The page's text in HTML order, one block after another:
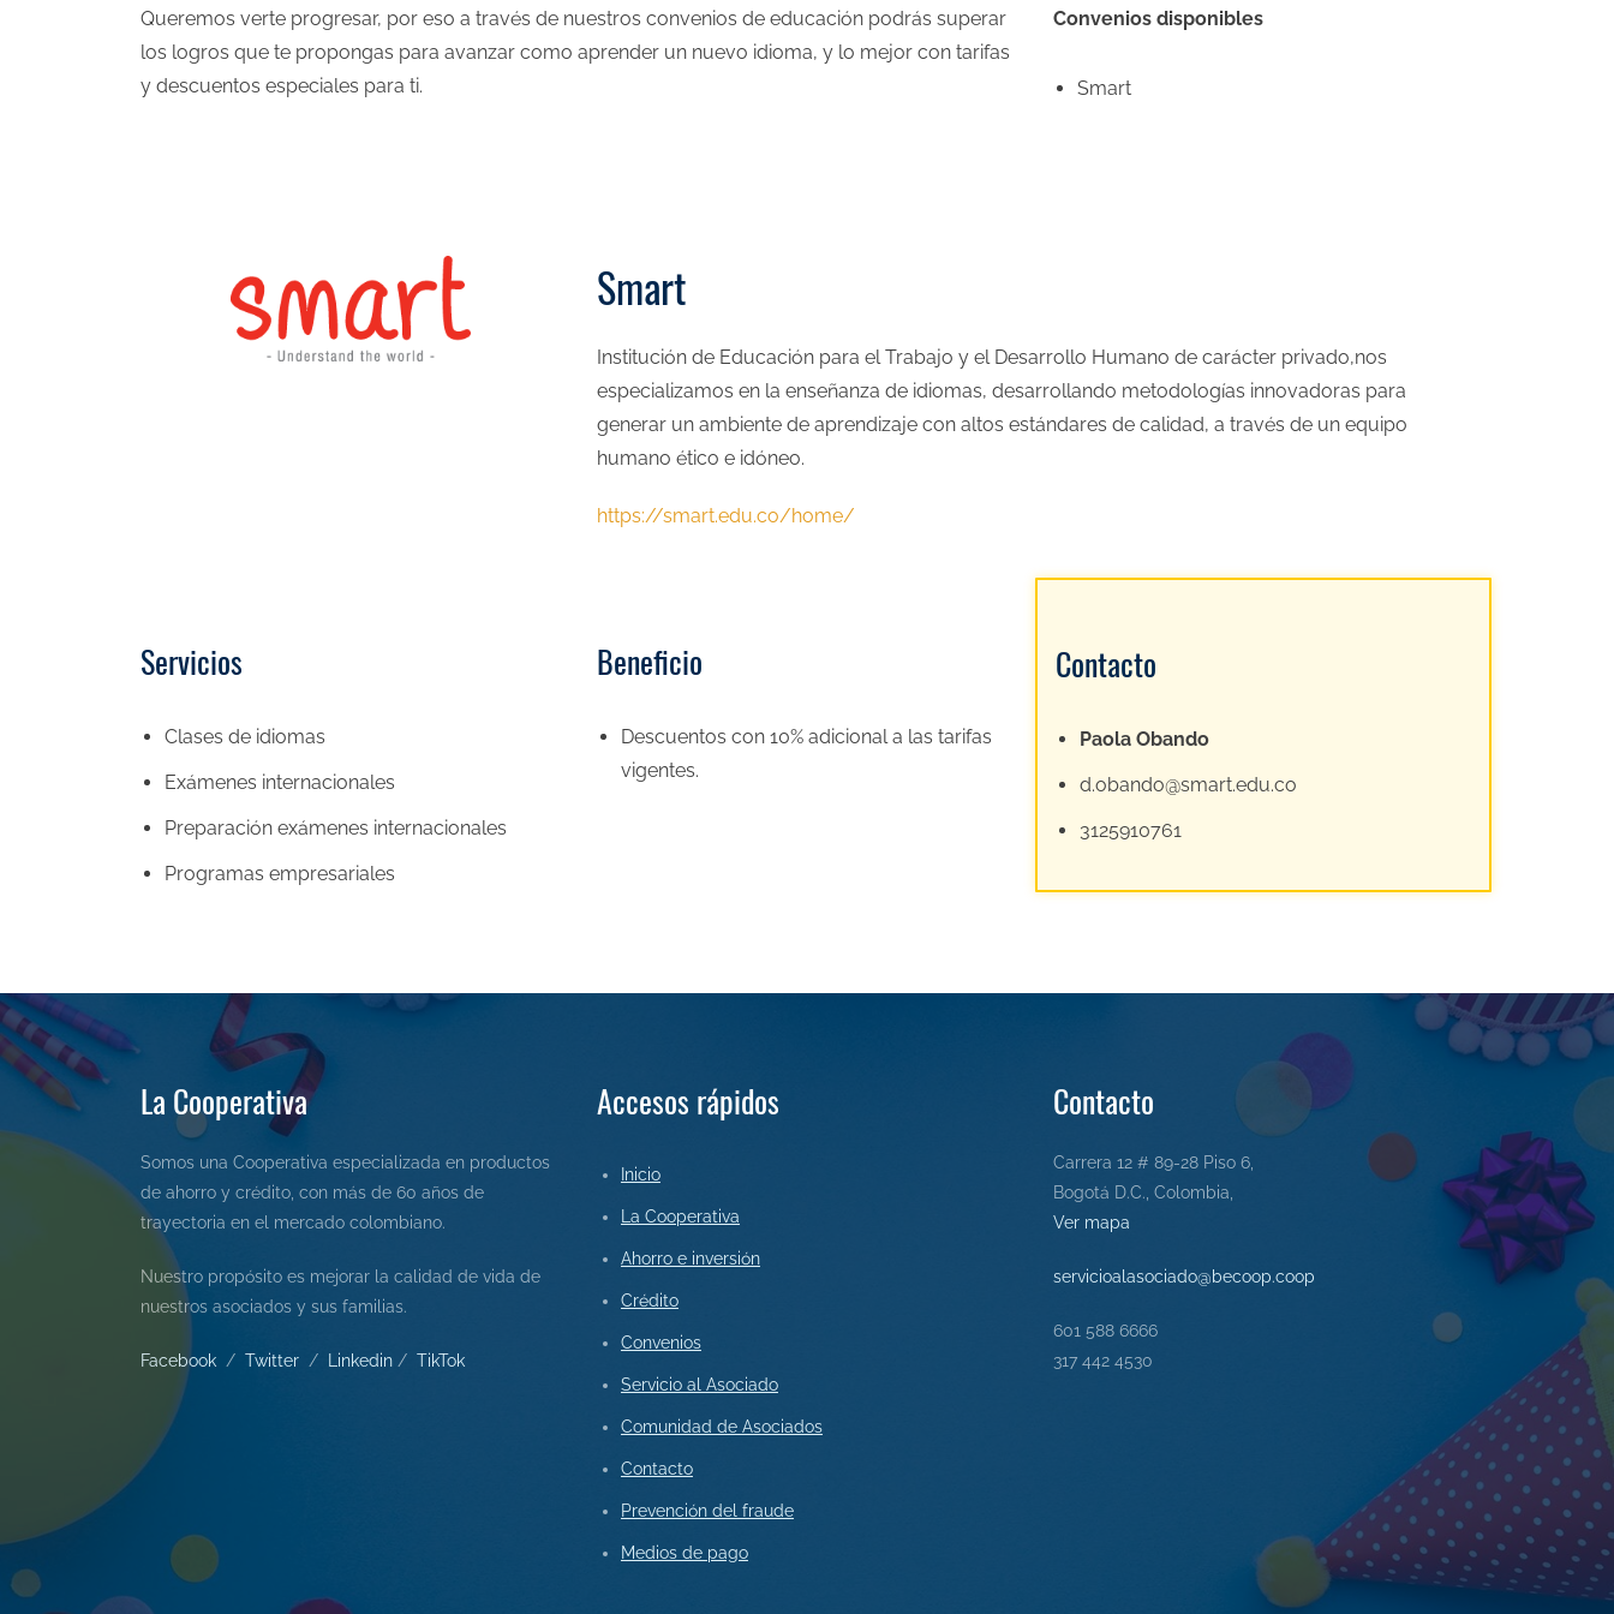
Queremos verte progresar, por eso a través de nuestros convenios de educación podrás superar
los logros que te propongas para avanzar como aprender un nuevo idioma, y lo mejor con tarifas
y descuentos especiales para ti.
Convenios disponibles
Smart
Smart
Institución de Educación para el Trabajo y el Desarrollo Humano de carácter privado,nos
especializamos en la enseñanza de idiomas, desarrollando metodologías innovadoras para
generar un ambiente de aprendizaje con altos estándares de calidad, a través de un equipo
humano ético e idóneo.
https://smart.edu.co/home/
Servicios
Clases de idiomas
Exámenes internacionales
Preparación exámenes internacionales
Programas empresariales
Beneficio
Descuentos con 10% adicional a las tarifas
vigentes.
Contacto
Paola Obando
d.obando@smart.edu.co
3125910761
La Cooperativa
Somos una Cooperativa especializada en productos
de ahorro y crédito, con más de 60 años de
trayectoria en el mercado colombiano.
Nuestro propósito es mejorar la calidad de vida de
nuestros asociados y sus familias.
Facebook / Twitter / inkedin / TikTok
Accesos rápidos
Inicio
La Cooperativa
Ahorro e inversión
Crédito
Convenios
Servicio al Asociado
Comunidad de Asociados
Contacto
Prevención del fraude
Medios de pago
Contacto
Carrera 12 # 89-28 Piso 6,
Bogotá D.C., Colombia,
Ver mapa
servicioalasociado@becoop.coop
601 588 6666
317 442 4530